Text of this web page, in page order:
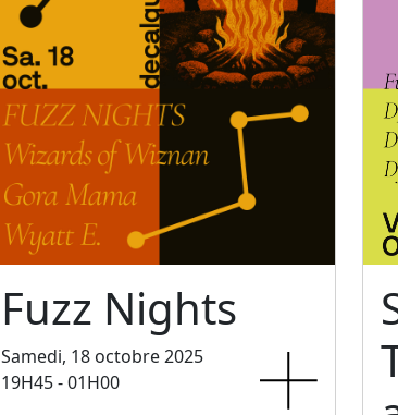
Fuzz Nights
Samedi, 18 octobre 2025
19H45 - 01H00